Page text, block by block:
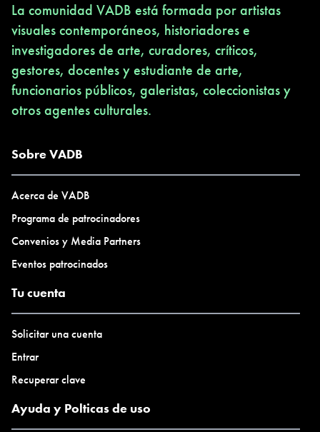
La comunidad VADB está formada por artistas
visuales contemporáneos, historiadores e
investigadores de arte, curadores, críticos,
gestores, docentes y estudiante de arte,
funcionarios públicos, galeristas, coleccionistas y
otros agentes culturales.
Sobre VADB
Acerca de VADB
Programa de patrocinadores
Convenios y Media Partners
Eventos patrocinados
Tu cuenta
Solicitar una cuenta
Entrar
Recuperar clave
Ayuda y Polticas de uso